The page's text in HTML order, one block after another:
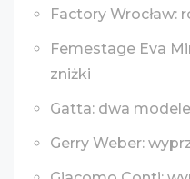
Factory Wrocław:
Femestage Eva
zniżki
Gatta: dwa
Gerry Weber: